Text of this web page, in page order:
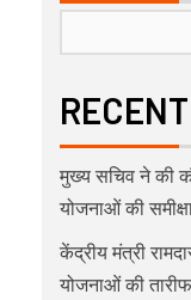
मुख्य सचिव ने की
योजनाओं की
केंद्रीय मंत्री
योजनाओं की